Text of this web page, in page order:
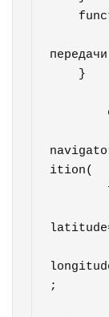
ition(
;